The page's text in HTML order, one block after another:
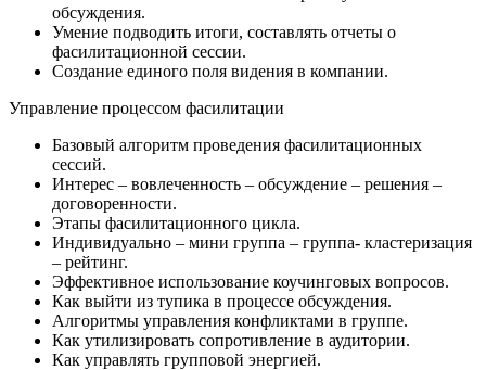
обсуждения.
Умение подводить итоги, составлять отчеты о
фасилитационной сессии.
Создание единого поля видения в компании.
Управление процессом фасилитации
Базовый алгоритм проведения фасилитационных
сессий.
Интерес – вовлеченность – обсуждение – решения –
договоренности.
Этапы фасилитационного цикла.
Индивидуально – мини группа – группа- кластеризация
– рейтинг.
Эффективное использование коучинговых вопросов.
Как выйти из тупика в процессе обсуждения.
Алгоритмы управления конфликтами в группе.
Как утилизировать сопротивление в аудитории.
Как управлять групповой энергией.